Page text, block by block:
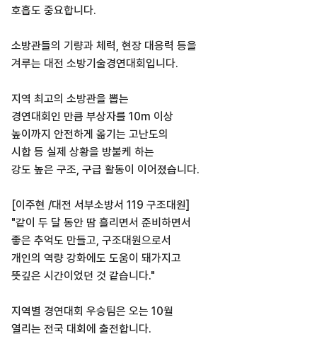
호흡도 중요합니다.
소방관들의 기량과 체력, 현장 대응력 등을
겨루는 대전 소방기술경연대회입니다.
지역 최고의 소방관을 뽑는
경연대회인 만큼 부상자를 10m 이상
높이까지 안전하게 옮기는 고난도의
시합 등 실제 상황을 방불케 하는
강도 높은 구조, 구급 활동이 이어졌습니다.
[이주현 /대전 서부소방서 119 구조대원]
"같이 두 달 동안 땀 흘리면서 준비하면서
좋은 추억도 만들고, 구조대원으로서
개인의 역량 강화에도 도움이 돼가지고
뜻깊은 시간이었던 것 같습니다."
지역별 경연대회 우승팀은 오는 10월
열리는 전국 대회에 출전합니다.